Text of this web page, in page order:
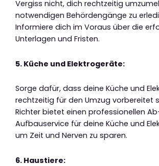
Vergiss nicht, dich rechtzeitig
notwendigen Behördengänge zu
Informiere dich im Voraus über die
Unterlagen und Fristen.
5. Küche und Elektrogeräte:
Sorge dafür, dass deine Küche und
rechtzeitig für den Umzug vorbereitet
Richter bietet einen professionellen
Aufbauservice für deine Küche und
um Zeit und Nerven zu sparen.
6. Haustiere: